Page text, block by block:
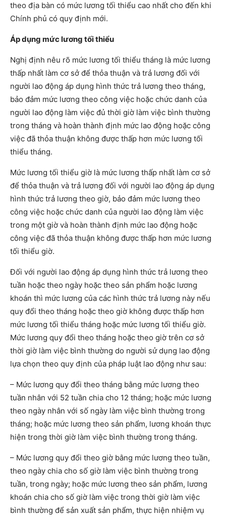
theo địa bàn có mức lương tối thiểu cao nhất cho đến khi
Chính phủ có quy định mới.
Áp dụng mức lương tối thiểu
Nghị định nêu rõ mức lương tối thiểu tháng là mức lương
thấp nhất làm cơ sở để thỏa thuận và trả lương đối với
người lao động áp dụng hình thức trả lương theo tháng,
bảo đảm mức lương theo công việc hoặc chức danh của
người lao động làm việc đủ thời giờ làm việc bình thường
trong tháng và hoàn thành định mức lao động hoặc công
việc đã thỏa thuận không được thấp hơn mức lương tối
thiểu tháng.
Mức lương tối thiểu giờ là mức lương thấp nhất làm cơ sở
để thỏa thuận và trả lương đối với người lao động áp dụng
hình thức trả lương theo giờ, bảo đảm mức lương theo
công việc hoặc chức danh của người lao động làm việc
trong một giờ và hoàn thành định mức lao động hoặc
công việc đã thỏa thuận không được thấp hơn mức lương
tối thiểu giờ.
Đối với người lao động áp dụng hình thức trả lương theo
tuần hoặc theo ngày hoặc theo sản phẩm hoặc lương
khoán thì mức lương của các hình thức trả lương này nếu
quy đổi theo tháng hoặc theo giờ không được thấp hơn
mức lương tối thiểu tháng hoặc mức lương tối thiểu giờ.
Mức lương quy đổi theo tháng hoặc theo giờ trên cơ sở
thời giờ làm việc bình thường do người sử dụng lao động
lựa chọn theo quy định của pháp luật lao động như sau:
– Mức lương quy đổi theo tháng bằng mức lương theo
tuần nhân với 52 tuần chia cho 12 tháng; hoặc mức lương
theo ngày nhân với số ngày làm việc bình thường trong
tháng; hoặc mức lương theo sản phẩm, lương khoán thực
hiện trong thời giờ làm việc bình thường trong tháng.
– Mức lương quy đổi theo giờ bằng mức lương theo tuần,
theo ngày chia cho số giờ làm việc bình thường trong
tuần, trong ngày; hoặc mức lương theo sản phẩm, lương
khoán chia cho số giờ làm việc trong thời giờ làm việc
bình thường để sản xuất sản phẩm, thực hiện nhiệm vụ